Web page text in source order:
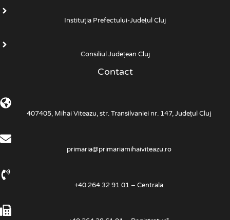
Instituția Prefectului-Județul Cluj
Consiliul Județean Cluj
Contact
407405, Mihai Viteazu, str. Transilvaniei nr. 147, Județul Cluj
primaria@primariamihaiviteazu.ro
+40 264 32 91 01 – Centrala